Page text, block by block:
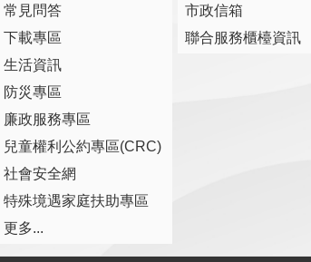
常見問答
下載專區
生活資訊
防災專區
廉政服務專區
兒童權利公約專區(CRC)
社會安全網
特殊境遇家庭扶助專區
更多...
市政信箱
聯合服務櫃檯資訊